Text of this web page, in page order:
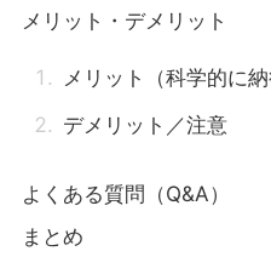
メリット・デメリット
メリット（科学的に納
デメリット／注意
よくある質問（Q&A）
まとめ